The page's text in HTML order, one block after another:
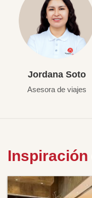
Jordana Soto
Asesora de viajes
Inspiración